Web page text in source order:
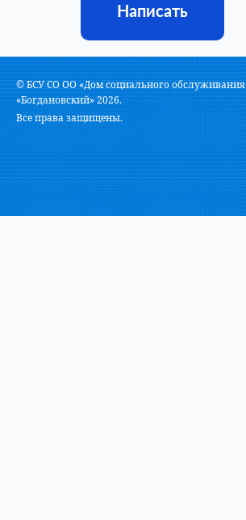
Написать
© БСУ СО ОО «Дом социального обслуживания
«Богдановский» 2026.
Все права защищены.